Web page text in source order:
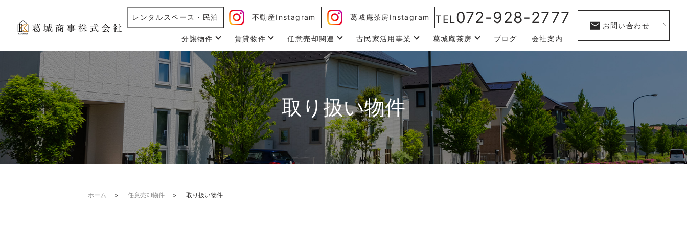
レンタルスペース・民泊 不動産Instagram 葛城庵茶房Instagram TEL072-928-2777
分譲物件 賃貸物件 任意売却関連 古民家活用事業 葛城庵茶房 ブログ 会社案内
お問い合わせ
取り扱い物件
ホーム 任意売却物件 取り扱い物件